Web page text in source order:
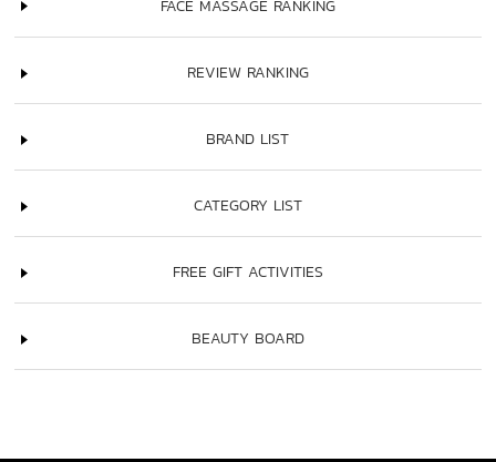
FACE MASSAGE RANKING
REVIEW RANKING
BRAND LIST
CATEGORY LIST
FREE GIFT ACTIVITIES
BEAUTY BOARD